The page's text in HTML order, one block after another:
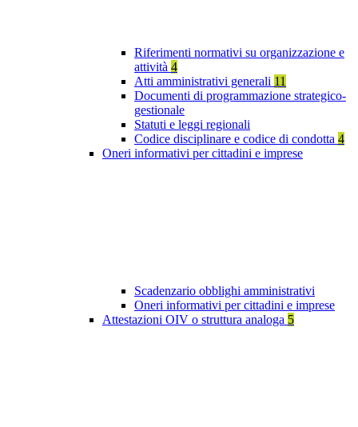
Riferimenti normativi su organizzazione e
attività 4
Atti amministrativi generali 11
Documenti di programmazione strategico-
gestionale
Statuti e leggi regionali
Codice disciplinare e codice di condotta 4
Oneri informativi per cittadini e imprese
Scadenzario obblighi amministrativi
Oneri informativi per cittadini e imprese
Attestazioni OIV o struttura analoga 5